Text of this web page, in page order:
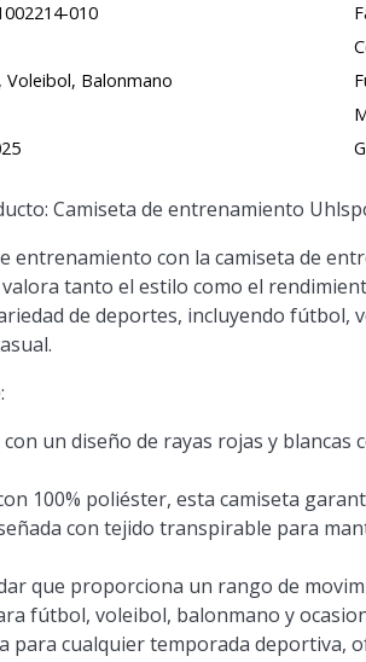
010
Voleibol, Balonmano
Camiseta de entrenamiento
entrenamiento con la camiseta de
tanto el estilo como el
de deportes, incluyendo fútbol,
un diseño de rayas rojas y
100% poliéster, esta camiseta
con tejido transpirable para
que proporciona un rango de
fútbol, voleibol, balonmano y
para cualquier temporada deportiva,